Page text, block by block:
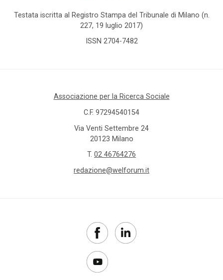
Testata iscritta al Registro Stampa del Tribunale di Milano (n.
227, 19 luglio 2017)
ISSN 2704-7482
Associazione per la Ricerca Sociale
C.F. 97294540154
Via Venti Settembre 24
20123 Milano
T. 02 46764276
redazione@welforum.it